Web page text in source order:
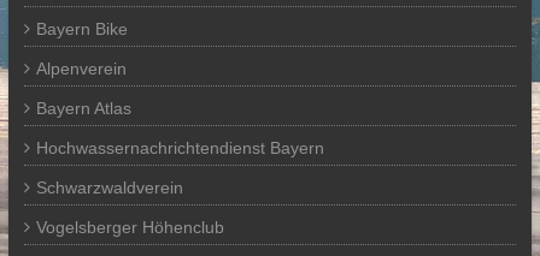
Bayern Bike
Alpenverein
Bayern Atlas
Hochwassernachrichtendienst Bayern
Schwarzwaldverein
Vogelsberger Höhenclub